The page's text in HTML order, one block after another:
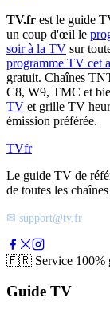
TV.fr est le guide
un coup d'œil le
soir à la TV sur
programme TV cet
gratuit. Chaînes
C8, W9, TMC et
TV et grille TV
émission préférée.
TVfr
Le guide TV de
de toutes les
✉ support@tv.fr
🇫🇷 Service 100%
Guide TV